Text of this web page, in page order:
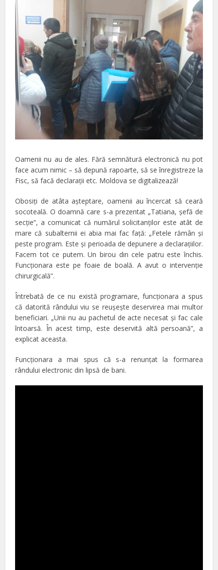
Oamenii nu au de ales. Fără semnătură electronică nu pot
face acum nimic – să depună rapoarte, să se înregistreze la
Fisc, să facă declaraţii etc. Moldova se digitalizează!
Obosiţi de atâta aşteptare, oamenii au încercat să ceară
socoteală. O doamnă care s-a prezentat „Tatiana, şefă de
secţie”, a comunicat că numărul solicitanţilor este atât de
mare că subalternii ei abia mai fac faţă: „Fetele rămân şi
peste program. Este şi perioada de depunere a declaraţiilor.
Facem tot ce putem. Un birou din cele patru este închis.
Funcţionara este pe foaie de boală. A avut o intervenţie
chirurgicală”.
Întrebată de ce nu există programare, funcţionara a spus
că datorită rândului viu se reuşeşte deservirea mai multor
beneficiari. „Unii nu au pachetul de acte necesat şi fac cale
întoarsă. În acest timp, este deservită altă persoană”, a
explicat aceasta.
Funcţionara a mai spus că s-a renunţat la formarea
rândului electronic din lipsă de bani.